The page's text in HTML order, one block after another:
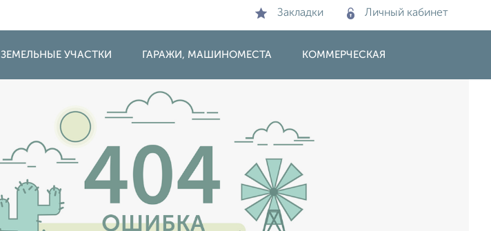
Закладки Личный кабинет
ЗЕМЕЛЬНЫЕ УЧАСТКИ ГАРАЖИ, МАШИНОМЕСТА КОММЕРЧЕСКАЯ